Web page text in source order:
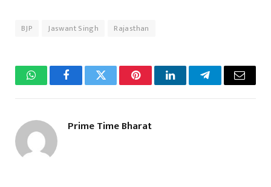
BJP Jaswant Singh Rajasthan
WhatsAppFacebookTwitter PinterestLinkedInTelegramEmail
Prime Time Bharat